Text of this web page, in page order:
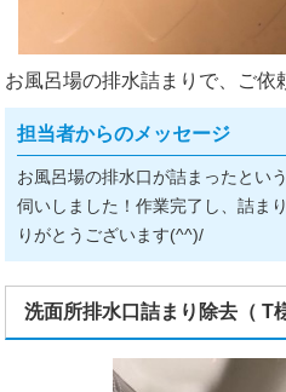
お風呂場の排水詰まりで、ご依
担当者からのメッセージ
お風呂場の排水口が詰まったとい
伺いしました！作業完了し、詰ま
りがとうございます(^^)/
洗面所排水口詰まり除去（ T